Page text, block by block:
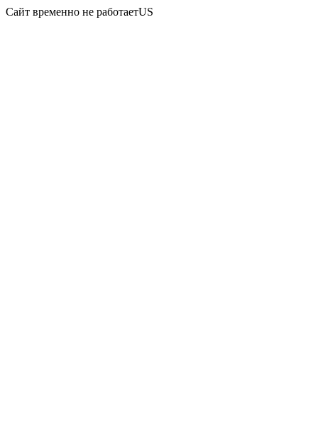
Сайт временно не работаетUS